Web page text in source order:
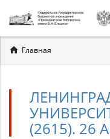
Вы
здесь
Главная
(2615). 26